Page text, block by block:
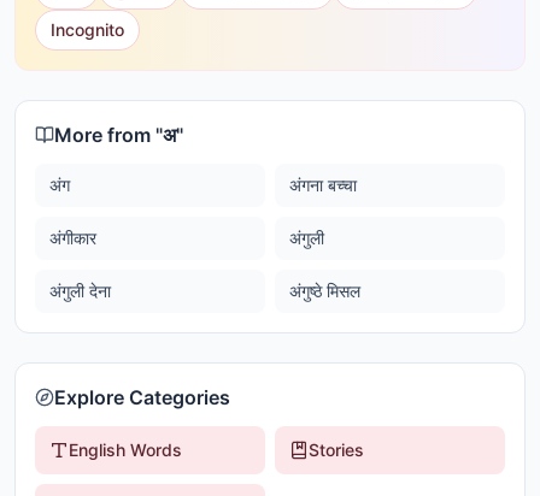
Incognito
More from "अ"
अंग अंगना बच्चा
अंगीकार अंगुली
अंगुली देना अंगुष्ठे मिसल
Explore Categories
English Words Stories